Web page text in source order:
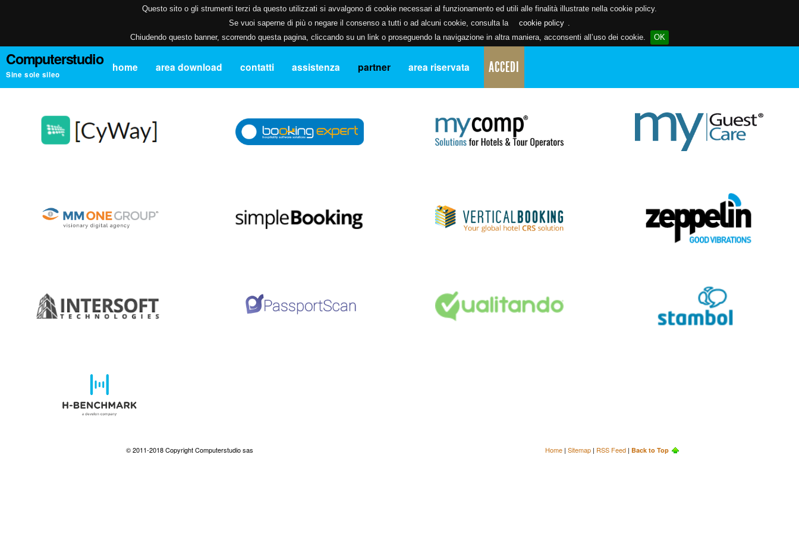
Questo sito o gli strumenti terzi da questo utilizzati si avvalgono di cookie necessari al funzionamento ed utili alle finalità illustrate nella cookie policy.
Se vuoi saperne di più o negare il consenso a tutti o ad alcuni cookie, consulta la
cookie policy .
Chiudendo questo banner, scorrendo questa pagina, cliccando su un link o proseguendo la navigazione in altra maniera, acconsenti all’uso dei cookie.
OK
Computerstudio
Sine sole sileo
home area download contatti assistenza partner area riservata ACCEDI
© 2011-2018 Copyright Computerstudio sas Home | Sitemap | RSS Feed | Back to Top